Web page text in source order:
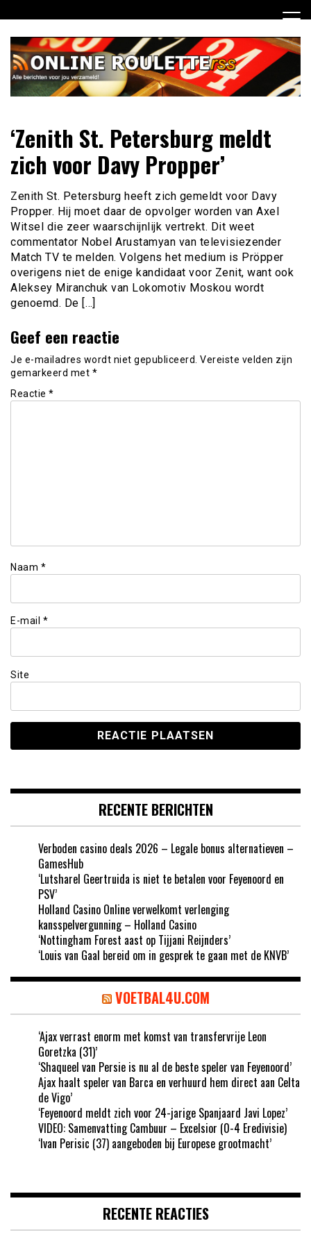
naar
inhoud
Online Roulette RSS
verzameld
‘Zenith St. Petersburg meldt
zich voor Davy Propper’
Zenith St. Petersburg heeft zich gemeldt voor Davy
Propper. Hij moet daar de opvolger worden van Axel
Witsel die zeer waarschijnlijk vertrekt. Dit weet
commentator Nobel Arustamyan van televisiezender
Match TV te melden. Volgens het medium is Pröpper
overigens niet de enige kandidaat voor Zenit, want ook
Aleksey Miranchuk van Lokomotiv Moskou wordt
genoemd. De […]
Geef een reactie
Je e-mailadres wordt niet gepubliceerd. Vereiste velden zijn
gemarkeerd met *
Reactie *
Naam *
E-mail *
Site
RECENTE BERICHTEN
Verboden casino deals 2026 – Legale bonus alternatieven –
GamesHub
‘Lutsharel Geertruida is niet te betalen voor Feyenoord en
PSV’
Holland Casino Online verwelkomt verlenging
kansspelvergunning – Holland Casino
‘Nottingham Forest aast op Tijjani Reijnders’
‘Louis van Gaal bereid om in gesprek te gaan met de KNVB’
VOETBAL4U.COM
‘Ajax verrast enorm met komst van transfervrije Leon
Goretzka (31)’
‘Shaqueel van Persie is nu al de beste speler van Feyenoord’
Ajax haalt speler van Barca en verhuurd hem direct aan Celta
de Vigo’
‘Feyenoord meldt zich voor 24-jarige Spanjaard Javi Lopez’
VIDEO: Samenvatting Cambuur – Excelsior (0-4 Eredivisie)
‘Ivan Perisic (37) aangeboden bij Europese grootmacht’
RECENTE REACTIES